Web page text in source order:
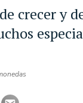
crecer y